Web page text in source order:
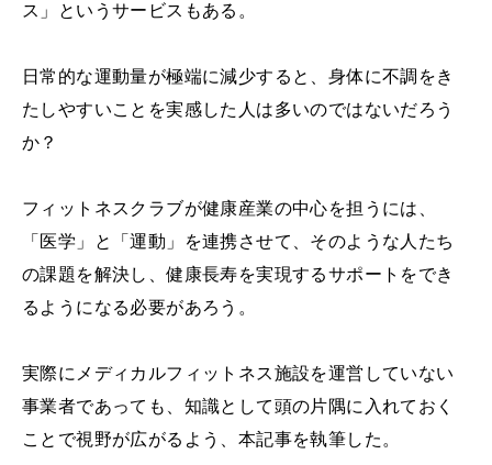
ス」というサービスもある。
日常的な運動量が極端に減少すると、身体に不調をき
たしやすいことを実感した人は多いのではないだろう
か？
フィットネスクラブが健康産業の中心を担うには、
「医学」と「運動」を連携させて、そのような人たち
の課題を解決し、健康長寿を実現するサポートをでき
るようになる必要があろう。
実際にメディカルフィットネス施設を運営していない
事業者であっても、知識として頭の片隅に入れておく
ことで視野が広がるよう、本記事を執筆した。